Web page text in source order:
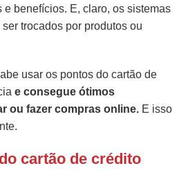
e benefícios. E, claro, os sistemas
trocados por produtos ou
usar os pontos do cartão de
e consegue ótimos
ou fazer compras online. E isso
cartão de crédito